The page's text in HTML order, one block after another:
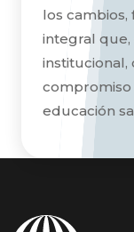
los
integral que,
institucional,
compromiso
educación